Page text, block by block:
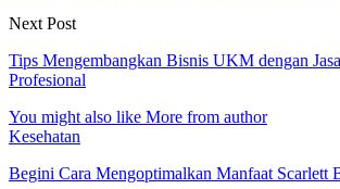
Next Post
Tips Mengembangkan Bisnis UKM dengan
Profesional
You might also like More from author
Kesehatan
Begini Cara Mengoptimalkan Manfaat Scarlett